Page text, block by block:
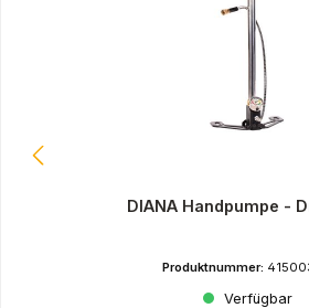
DIANA Handpumpe -
Produktnummer:
Verfügbar